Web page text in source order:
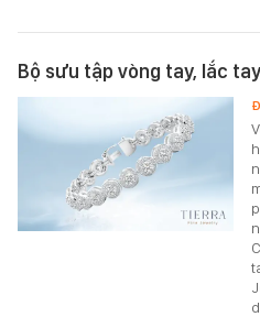
Bộ sưu tập vòng tay, lắc